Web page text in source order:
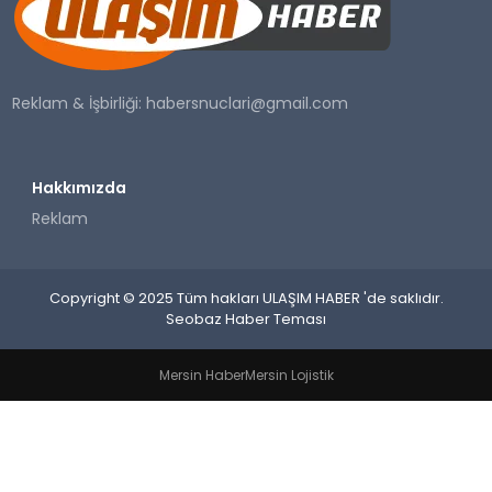
SAĞLIK
YAŞAM
Reklam & İşbirliği:habersnuclari@gmail.com
Hakkımızda
Reklam
Copyright © 2025 Tüm hakları ULAŞIM HABER 'de saklıdır.
Seobaz Haber Teması
Mersin HaberMersin Lojistik